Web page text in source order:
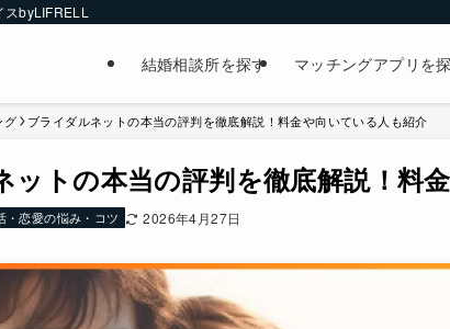
byLIFRELL
結婚相談所を探す マッチングアプリを
グ ブライダルネットの本当の評判を徹底解説！料金や向いている人も紹介
ットの本当の評判を徹底解説！料
・恋愛の悩み・コツ 2026年4月27日